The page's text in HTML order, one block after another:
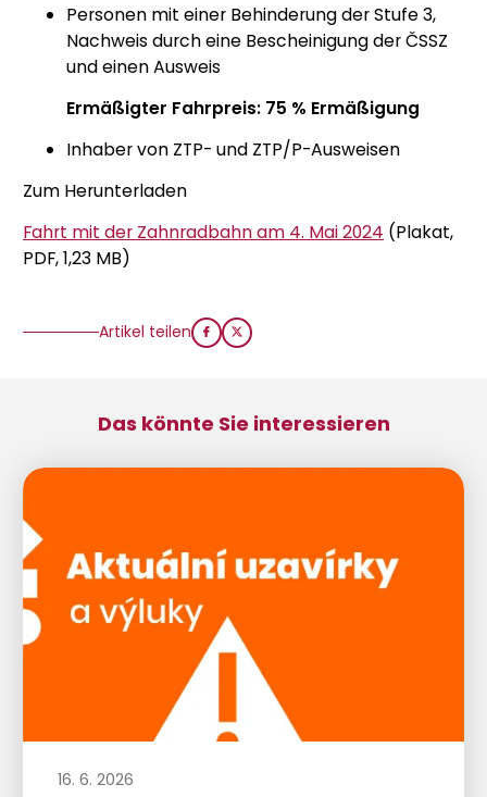
Personen mit einer Behinderung der Stufe 3,
Nachweis durch eine Bescheinigung der ČSSZ
und einen Ausweis
Ermäßigter Fahrpreis: 75 % Ermäßigung
Inhaber von ZTP- und ZTP/P-Ausweisen
Zum Herunterladen
Fahrt mit der Zahnradbahn am 4. Mai 2024 (Plakat,
PDF, 1,23 MB)
Artikel teilen
Das könnte Sie interessieren
16. 6. 2026